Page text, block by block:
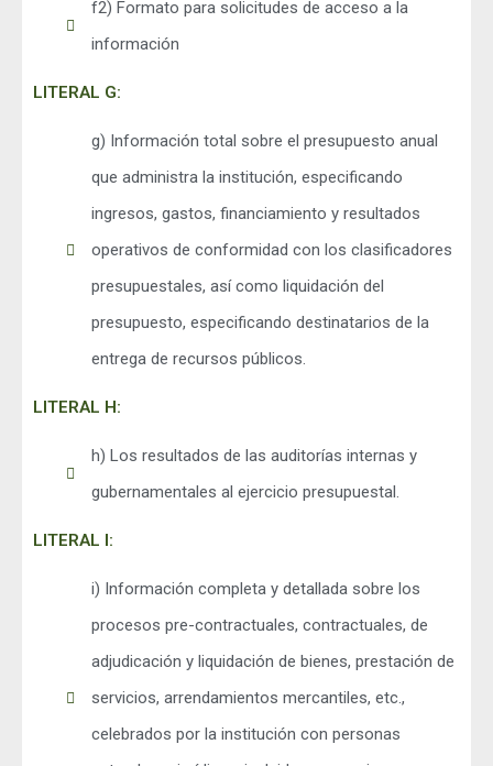
f2) Formato para solicitudes de acceso a la
información
LITERAL G:
g) Información total sobre el presupuesto anual
que administra la institución, especificando
ingresos, gastos, financiamiento y resultados
operativos de conformidad con los clasificadores
presupuestales, así como liquidación del
presupuesto, especificando destinatarios de la
entrega de recursos públicos.
LITERAL H:
h) Los resultados de las auditorías internas y
gubernamentales al ejercicio presupuestal.
LITERAL I:
i) Información completa y detallada sobre los
procesos pre-contractuales, contractuales, de
adjudicación y liquidación de bienes, prestación de
servicios, arrendamientos mercantiles, etc.,
celebrados por la institución con personas